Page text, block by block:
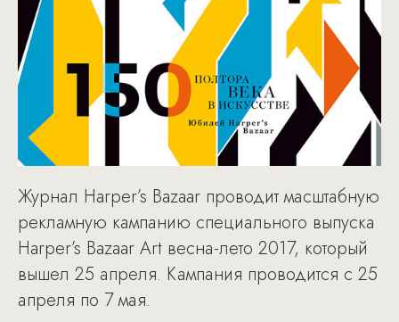
Журнал Harper’s Bazaar проводит масштабную
рекламную кампанию специального выпуска
Harper’s Bazaar Art весна-лето 2017, который
вышел 25 апреля. Кампания проводится с 25
апреля по 7 мая.